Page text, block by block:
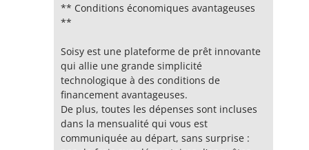
** Conditions économiques avantageuses
**
Soisy est une plateforme de prêt innovante
qui allie une grande simplicité
technologique à des conditions de
financement avantageuses.
De plus, toutes les dépenses sont incluses
dans la mensualité qui vous est
communiquée au départ, sans surprise :